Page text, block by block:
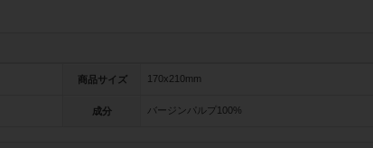
商品サイズ 170x210mm
成分 バージンパルプ100%